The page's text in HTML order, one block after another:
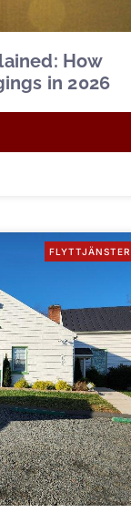
How
in 2026
FLYTTJÄNSTER